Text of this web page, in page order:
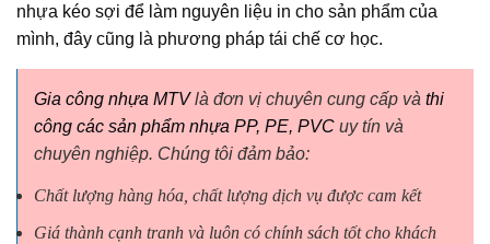
nhựa kéo sợi để làm nguyên liệu in cho sản phẩm của
mình, đây cũng là phương pháp tái chế cơ học.
Gia công nhựa MTVlà đơn vị chuyên cung cấp và thi
công các sản phẩm nhựa PP, PE, PVC uy tín và
chuyên nghiệp. Chúng tôi đảm bảo:
Chất lượng hàng hóa, chất lượng dịch vụ được cam kết
Giá thành cạnh tranh và luôn có chính sách tốt cho khách